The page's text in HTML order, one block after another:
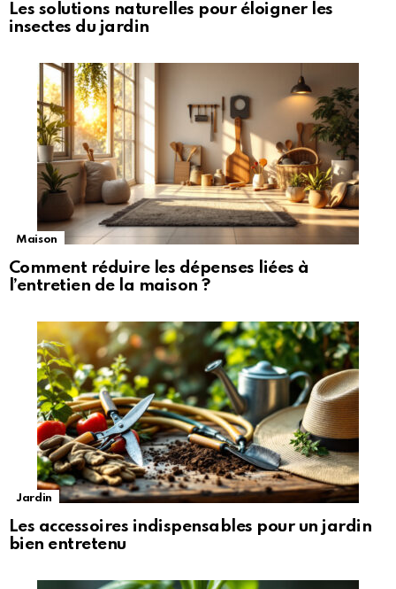
Les solutions naturelles pour éloigner les
insectes du jardin
Maison
Comment réduire les dépenses liées à
l’entretien de la maison ?
Jardin
Les accessoires indispensables pour un jardin
bien entretenu